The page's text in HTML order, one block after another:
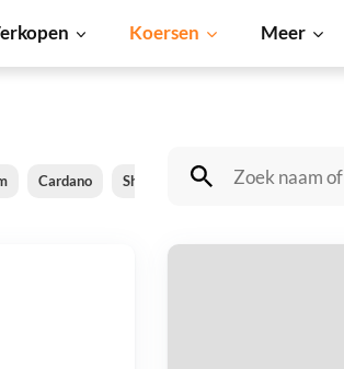
Koersen Meer
Cardano Shiba Inu Dogecoin Solana